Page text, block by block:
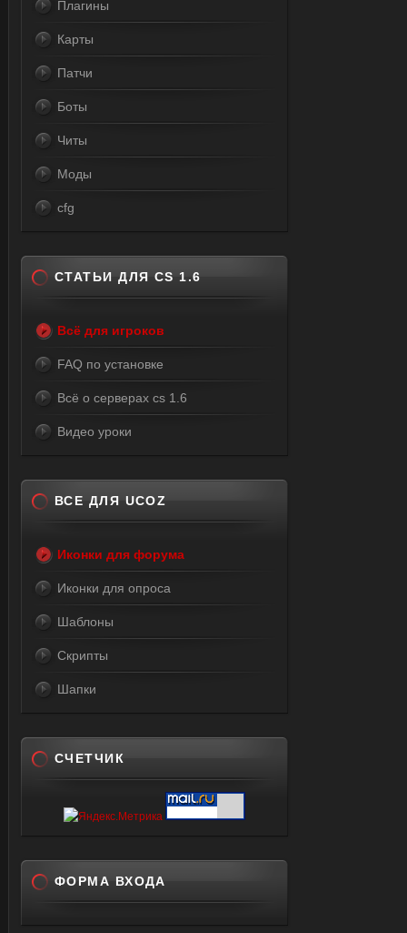
Плагины
Карты
Патчи
Боты
Читы
Моды
cfg
СТАТЬИ ДЛЯ CS 1.6
Всё для игроков
FAQ по установке
Всё о серверах cs 1.6
Видео уроки
ВСЕ ДЛЯ UCOZ
Иконки для форума
Иконки для опроса
Шаблоны
Скрипты
Шапки
СЧЕТЧИК
ФОРМА ВХОДА